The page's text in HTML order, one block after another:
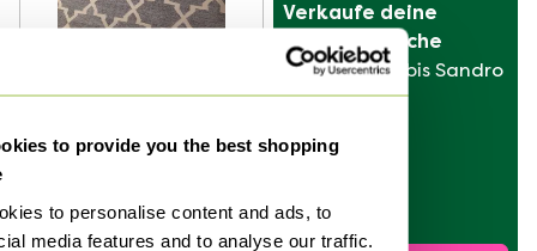
to provide you the best shopping
to personalise content and ads, to
media features and to analyse our traffic.
Teppich - 170x240
Ausstellungsstück
Verkaufe deine
Designertasche
von Hermès bis Sandro